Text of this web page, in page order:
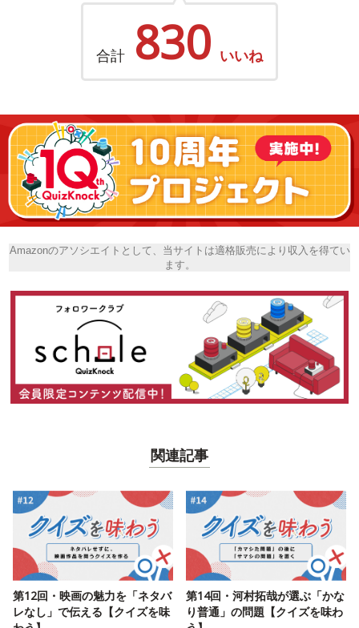
合計 830 いいね
Amazonのアソシエイトとして、当サイトは適格販売により収入を得てい
ます。
関連記事
第12回・映画の魅力を「ネタバ
レなし」で伝える【クイズを味
第14回・河村拓哉が選ぶ「かな
り普通」の問題【クイズを味わ